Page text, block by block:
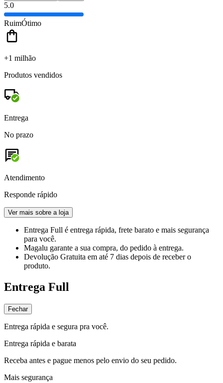
5.0
RuimÓtimo
+1 milhão
Produtos vendidos
Entrega
No prazo
Atendimento
Responde rápido
Ver mais sobre a loja
Entrega Full é entrega rápida, frete barato e mais segurança
para você.
Magalu garante a sua compra, do pedido à entrega.
Devolução Gratuita em até 7 dias depois de receber o
produto.
Entrega Full
Fechar
Entrega rápida e segura pra você.
Entrega rápida e barata
Receba antes e pague menos pelo envio do seu pedido.
Mais segurança